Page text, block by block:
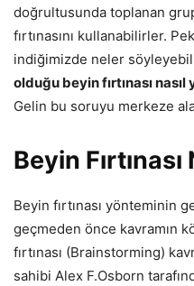
doğrultusunda toplanan
fırtınasını kullanabilirler.
indiğimizde neler
olduğu beyin fırtınası nasıl
Gelin bu soruyu merkeze
Beyin
Beyin fırtınası yönteminin
geçmeden önce kavramın
fırtınası (Brainstorming)
sahibi Alex F.Osborn